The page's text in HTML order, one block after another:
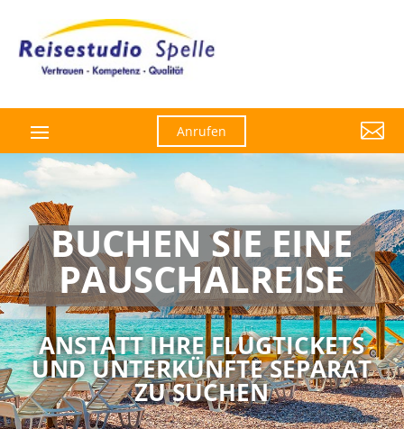
Anrufen 
BUCHEN SIE EINE
PAUSCHAL­­REISE
ANSTATT IHRE FLUGTICKETS
UND UNTERKÜNFTE SEPARAT
ZU SUCHEN